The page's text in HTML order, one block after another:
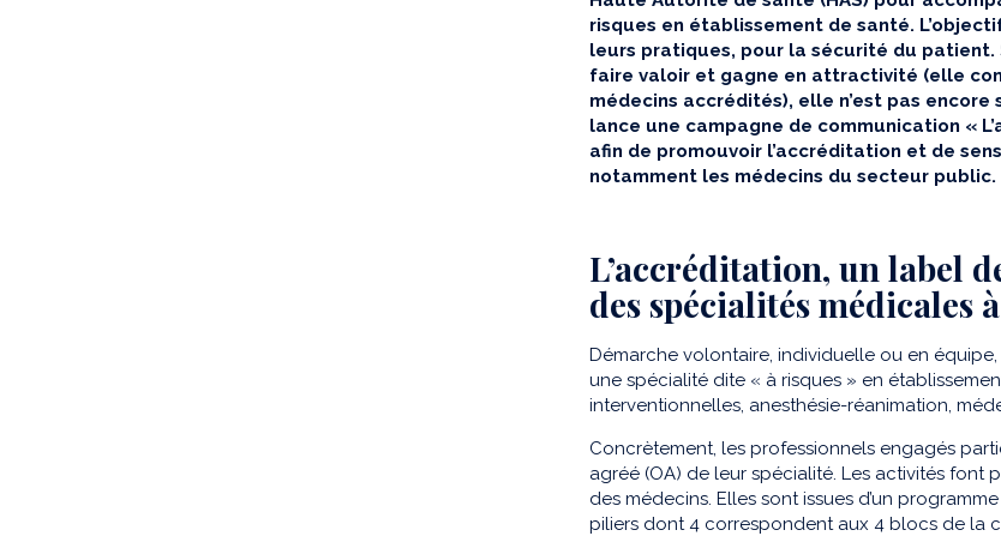
risques en établissement de santé.
leurs pratiques, pour la sécurité du
faire valoir et gagne en attractivité (elle
médecins accrédités), elle n’est pas encore
lance une campagne de communication «
afin de promouvoir l’accréditation et de
notamment les médecins du secteur public.
L’accréditation, un label
des spécialités médicales
Démarche volontaire, individuelle ou en
une spécialité dite « à risques » en
interventionnelles, anesthésie-réanimation,
Concrètement, les professionnels engagés
agréé (OA) de leur spécialité. Les activités
des médecins. Elles sont issues d’un
piliers dont 4 correspondent aux 4 blocs de la